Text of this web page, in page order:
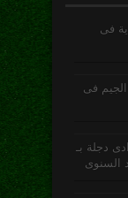
فى
فى
دجلة بـ